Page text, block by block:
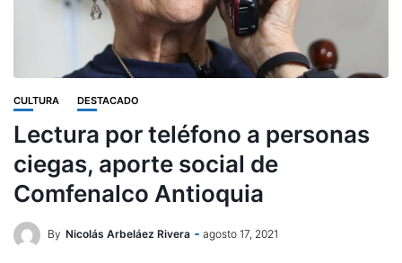
CULTURA DESTACADO
Lectura por teléfono a personas
ciegas, aporte social de
Comfenalco Antioquia
By Nicolás Arbeláez Rivera agosto 17, 2021